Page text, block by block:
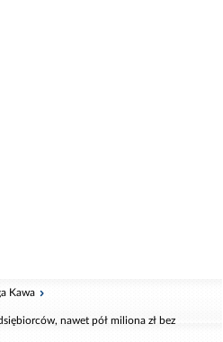
Kawa
nawet pół miliona zł bez